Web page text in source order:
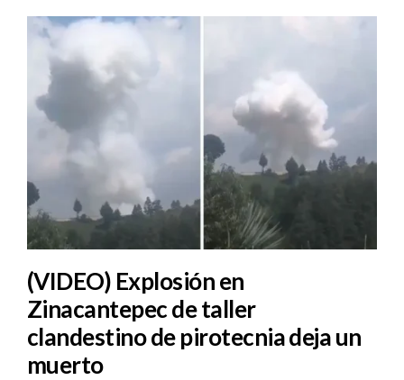
(VIDEO) Explosión en
Zinacantepec de taller
clandestino de pirotecnia deja un
muerto